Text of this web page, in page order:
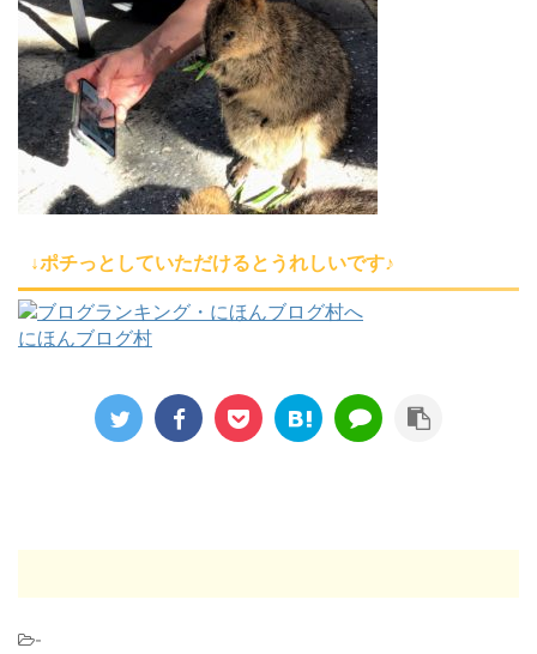
↓ポチっとしていただけるとうれしいです♪
にほんブログ村
-